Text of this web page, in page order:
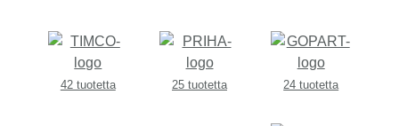
42 tuotetta 25 tuotetta 24 tuotetta